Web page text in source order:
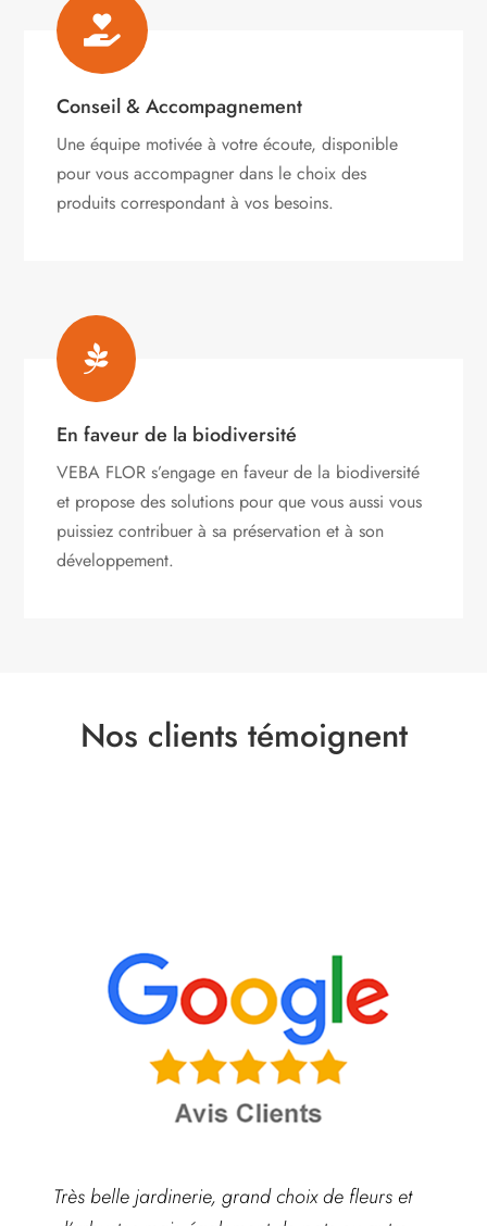

Conseil & Accompagnement
Une équipe motivée à votre écoute, disponible
pour vous accompagner dans le choix des
produits correspondant à vos besoins.

En faveur de la biodiversité
VEBA FLOR s’engageen faveur de la biodiversité
et propose des solutions pour que vous aussi vous
puissiez contribuer à sa préservation et à son
développement.
Nos clients témoignent
Très belle jardinerie, grand choix de fleurs et